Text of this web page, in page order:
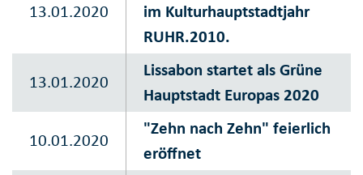
13.01.2020
im Kulturhauptstadtjahr
RUHR.2010.
13.01.2020
Lissabon startet als Grüne
Hauptstadt Europas 2020
10.01.2020
"Zehn nach Zehn" feierlich
eröffnet